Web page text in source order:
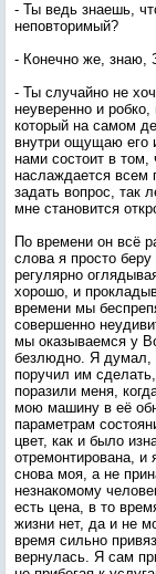
- Ты ведь знаешь,
неповторимый?
- Конечно же, знаю,
- Ты случайно не
неуверенно и
который на самом
внутри ощущаю его
нами состоит в том,
наслаждается всем
задать вопрос, так
мне становится
По времени он всё
слова я просто беру
регулярно
хорошо, и
времени мы
совершенно
мы оказываемся у
безлюдно. Я думал,
поручил им
поразили меня,
мою машину в её
параметрам
цвет, как и было
отремонтирована,
снова моя, а не
незнакомому
есть цена, в то
жизни нет, да и не
время сильно
вернулась. Я сам